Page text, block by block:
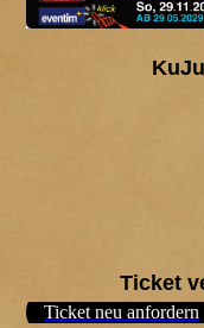
Ticket
Ticket neu anfordern